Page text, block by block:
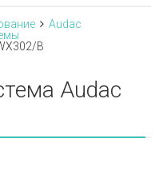
Audac
B
Audac